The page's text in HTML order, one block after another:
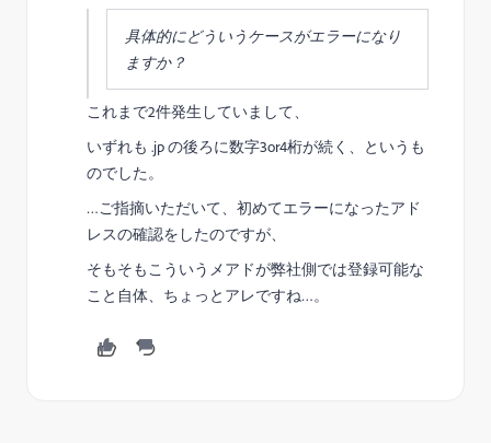
具体的にどういうケースがエラーになり
ますか？
これまで2件発生していまして、
いずれも .jp の後ろに数字3or4桁が続く、というも
のでした。
…ご指摘いただいて、初めてエラーになったアド
レスの確認をしたのですが、
そもそもこういうメアドが弊社側では登録可能な
こと自体、ちょっとアレですね…。